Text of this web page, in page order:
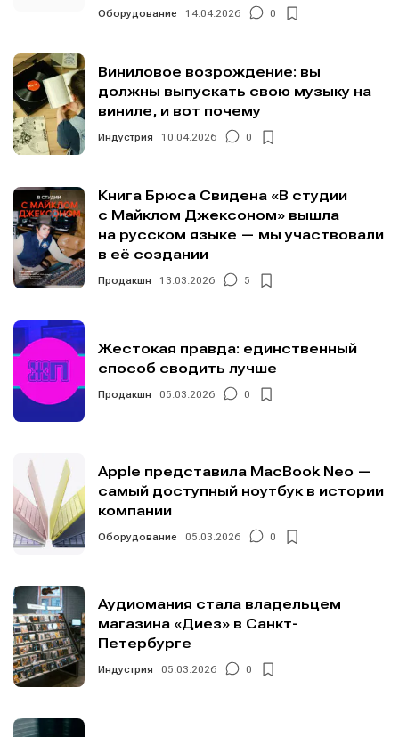
Оборудование 14.04.2026 0
Виниловое возрождение: вы
должны выпускать свою музыку на
виниле, и вот почему
Индустрия 10.04.2026 0
Книга Брюса Свидена «В студии
с Майклом Джексоном» вышла
на русском языке — мы участвовали
в её создании
Продакшн 13.03.2026 5
Жестокая правда: единственный
способ сводить лучше
Продакшн 05.03.2026 0
Apple представила MacBook Neo —
самый доступный ноутбук в истории
компании
Оборудование 05.03.2026 0
Аудиомания стала владельцем
магазина «Диез» в Санкт-
Петербурге
Индустрия 05.03.2026 0